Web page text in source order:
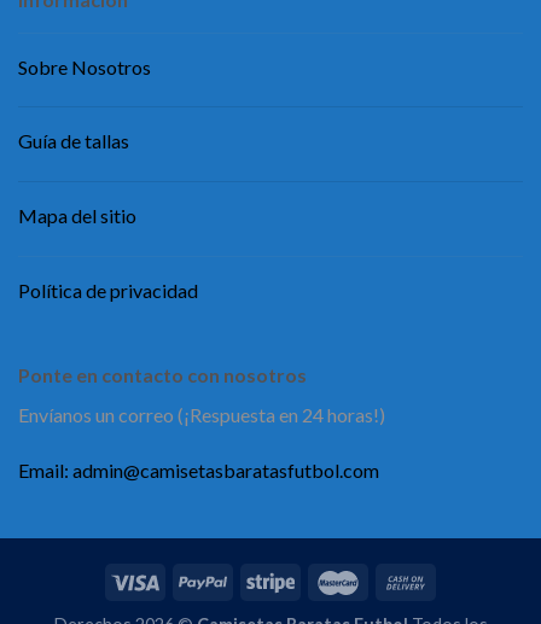
Sobre Nosotros
Guía de tallas
Mapa del sitio
Política de privacidad
Ponte en contacto con nosotros
Envíanos un correo (¡Respuesta en 24 horas!)
Email: admin@camisetasbaratasfutbol.com